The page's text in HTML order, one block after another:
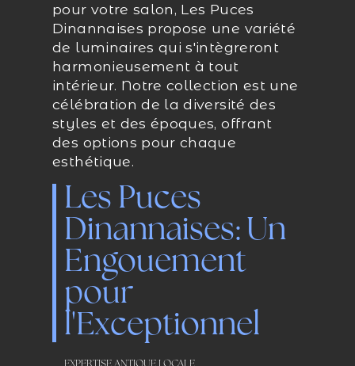
pour votre salon, Les Puces
Dinannaises propose une variété
de luminaires qui s'intègreront
harmonieusement à tout
intérieur. Notre collection est une
célébration de la diversité des
styles et des époques, offrant
des options pour chaque
esthétique.
Les Puces
Dinannaises: Un
Engouement
pour
l'Exceptionnel